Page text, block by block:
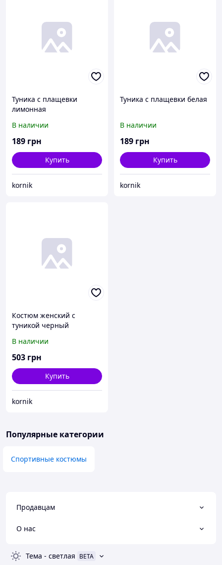
Туника с плащевки
лимонная
В наличии
189 грн
Купить
kornik
Туника с плащевки белая
В наличии
189 грн
Купить
kornik
Костюм женский с
туникой черный
В наличии
503 грн
Купить
kornik
Популярные категории
Спортивные костюмы
Продавцам
О нас
Тема - светлая BETA